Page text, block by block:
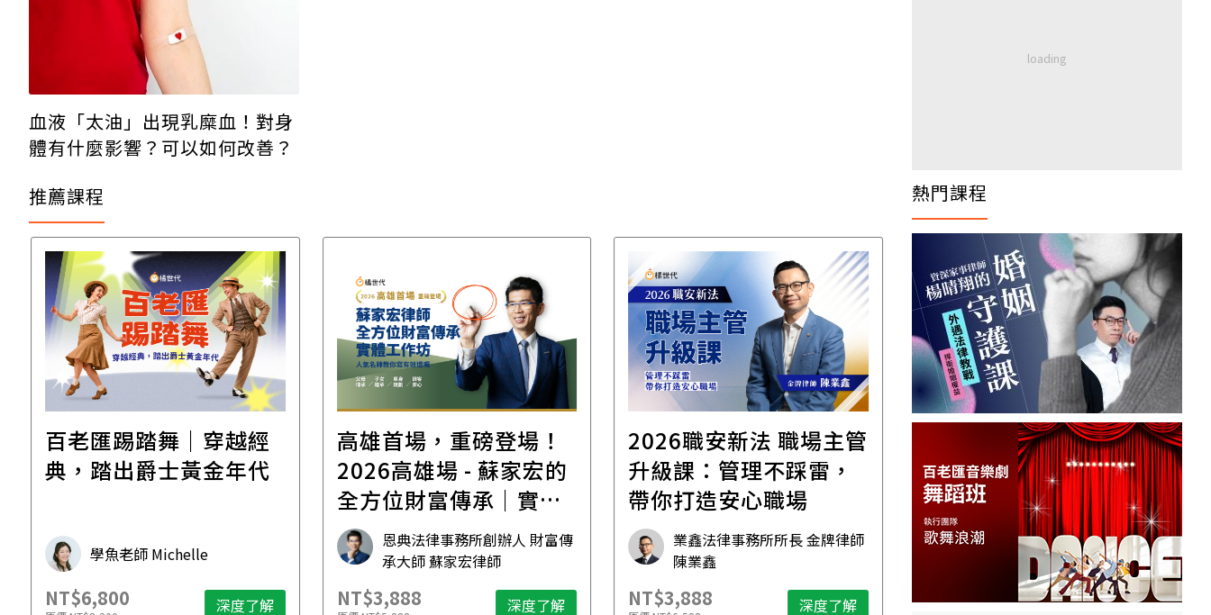
血液「太油」出現乳糜血！對身
體有什麼影響？可以如何改善？
推薦課程
百老匯踢踏舞｜穿越經
典，踏出爵士黃金年代
學魚老師 Michelle
NT$6,800 深度了解
高雄首場，重磅登場！
2026高雄場 - 蘇家宏的
全方位財富傳承｜實體
工作坊恩典法律事務所創辦人 財富傳
承大師 蘇家宏律師
NT$3,888 深度了解
2026職安新法 職場主管
升級課：管理不踩雷，
帶你打造安心職場
業鑫法律事務所所長 金牌律師
陳業鑫
NT$3,888 深度了解
【直播講座】免費報名
｜8/11譚敦慈的一個人
生活必修課：一個人
住，五件事要先想清
資深獨立活執行者 無毒生活教
深度了解
熱門課程